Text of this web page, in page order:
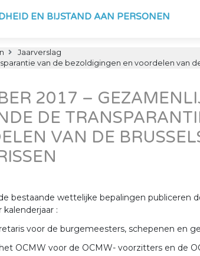
EN BIJSTAND AAN PERSONEN
Jaarverslag
van de bezoldigingen en voordelen van
2017 –
DE
VAN DE
bestaande wettelijke bepalingen publiceren
:
voor de burgemeesters, schepenen en
OCMW voor de OCMW- voorzitters en de